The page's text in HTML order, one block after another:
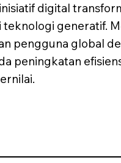
digital
generatif.
pengguna global
peningkatan